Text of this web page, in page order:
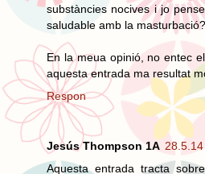
substàncies nocives i jo
saludable amb la masturbació?
En la meua opinió, no entec
aquesta entrada ma resultat
Respon
Jesús Thompson 1A 28.5.14
Aquesta entrada tracta